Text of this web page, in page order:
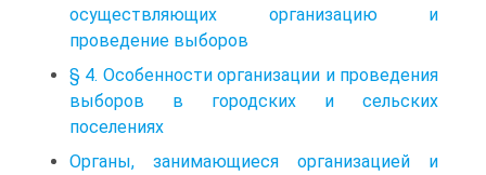
осуществляющих организацию и
проведение выборов
§ 4. Особенности организации и проведения
выборов в городских и сельских
поселениях
Органы, занимающиеся организацией и